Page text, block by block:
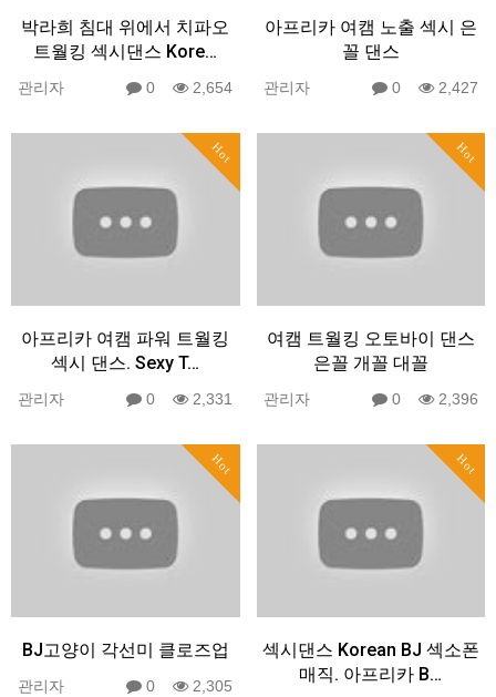
박라희 침대 위에서 치파오
트월킹 섹시댄스 Kore…
관리자 0 2,654
아프리카 여캠 노출 섹시 은
꼴 댄스
관리자 0 2,427
Hot
아프리카 여캠 파워 트월킹
섹시 댄스. Sexy T…
관리자 0 2,331
Hot
여캠 트월킹 오토바이 댄스
은꼴 개꼴 대꼴
관리자 0 2,396
Hot
BJ고양이 각선미 클로즈업
관리자 0 2,305
Hot
섹시댄스 Korean BJ 섹소폰
매직. 아프리카 B…